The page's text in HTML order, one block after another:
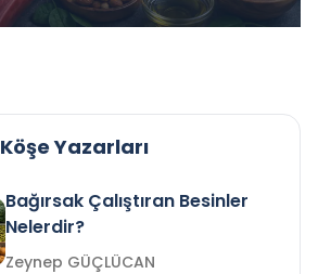
Köşe Yazarları
Bağırsak Çalıştıran Besinler
Nelerdir?
Zeynep GÜÇLÜCAN